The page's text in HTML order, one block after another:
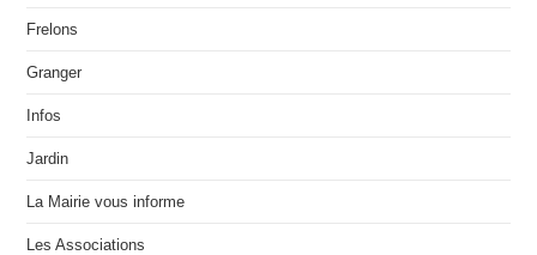
Frelons
Granger
Infos
Jardin
La Mairie vous informe
Les Associations